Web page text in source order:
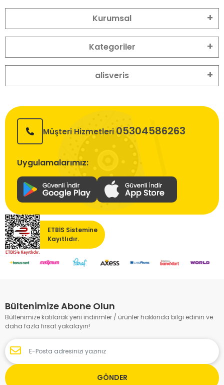
Kurumsal
Kategoriler
alisveris
Müşteri Hizmetleri 05304586263
Uygulamalarımız:
ETBİS Sistemine
Kayıtlıdır.
Bültenimize Abone Olun
Bültenimize katılarak yeni indirimler / ürünler hakkında bilgi edinin ve
daha fazla fırsat yakalayın!
GÖNDER